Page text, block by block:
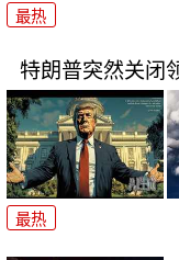
最热
特朗普突然关闭
最热